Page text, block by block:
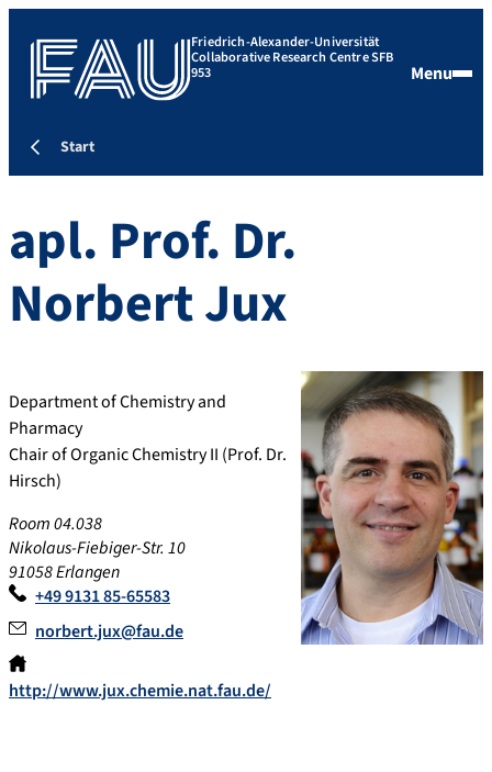
Friedrich-Alexander-Universität
Collaborative Research Centre SFB
953 Menu
Start
apl. Prof. Dr.
NorbertJux
Department of Chemistry and
Pharmacy
Chair of Organic Chemistry II (Prof. Dr.
Hirsch)
Room 04.038
Nikolaus-Fiebiger-Str. 10
91058 Erlangen
+49 9131 85-65583
norbert.jux@fau.de
http://www.jux.chemie.nat.fau.de/